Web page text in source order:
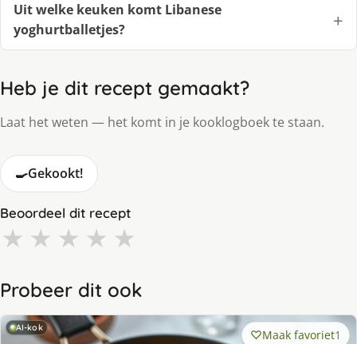
Uit welke keuken komt Libanese
yoghurtballetjes?
Heb je dit recept gemaakt?
Laat het weten — het komt in je kooklogboek te staan.
🍳Gekookt!
Beoordeel dit recept
★ ★ ★ ★ ★
Probeer dit ook
AI-kok Maak favoriet1